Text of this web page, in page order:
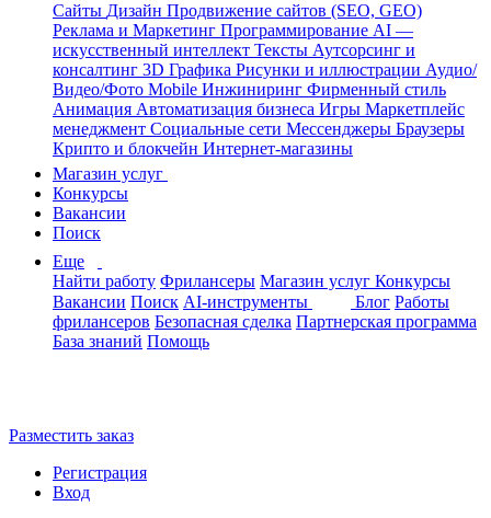
Сайты Дизайн Продвижение сайтов (SEO, GEO)
Реклама и Маркетинг Программирование AI —
искусственный интеллект Тексты Аутсорсинг и
консалтинг 3D Графика Рисунки и иллюстрации Аудио/
Видео/Фото Mobile Инжиниринг Фирменный стиль
Анимация Автоматизация бизнеса Игры Маркетплейс
менеджмент Социальные сети Мессенджеры Браузеры
Крипто и блокчейн Интернет-магазины
Магазин услуг
Конкурсы
Вакансии
Поиск
Еще
Найти работу Фрилансеры Магазин услуг Конкурсы
Вакансии Поиск AI-инструменты Блог Работы
фрилансеров Безопасная сделка Партнерская программа
База знаний Помощь
Разместить заказ
Регистрация
Вход